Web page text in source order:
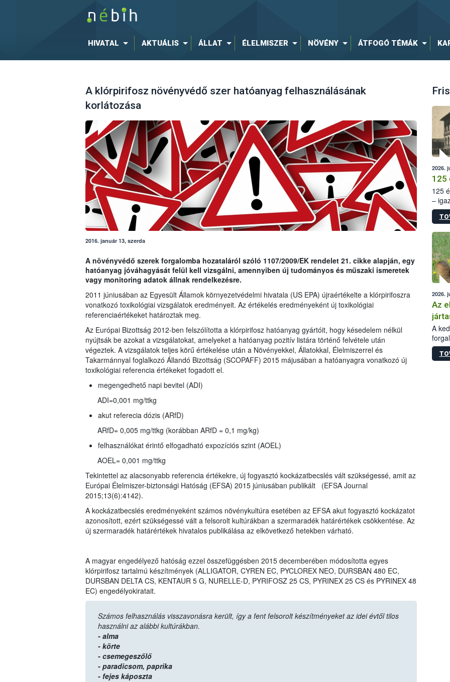
HIVATAL AKTUÁLIS ÁLLAT ÉLELMISZER NÖVÉNY ÁTFOGÓ TÉMÁK
A klórpirifosz növényvédő szer hatóanyag felhasználásának
korlátozása
2016. január 13, szerda
A növényvédő szerek forgalomba hozataláról szóló 1107/2009/EK rendelet 21. cikke alapján, egy
hatóanyag jóváhagyását felül kell vizsgálni, amennyiben új tudományos és műszaki ismeretek
vagy monitoring adatok állnak rendelkezésre.
2011 júniusában az Egyesült Államok környezetvédelmi hivatala (US EPA) újraértékelte a klórpirifoszra
vonatkozó toxikológiai vizsgálatok eredményeit. Az értékelés eredményeként új toxikológiai
referenciaértékeket határoztak meg.
Az Európai Bizottság 2012-ben felszólította a klórpirifosz hatóanyag gyártóit, hogy késedelem nélkül
nyújtsák be azokat a vizsgálatokat, amelyeket a hatóanyag pozitív listára történő felvétele után
végeztek. A vizsgálatok teljes körű értékelése után a Növényekkel, Állatokkal, Élelmiszerrel és
Takarmánnyal foglalkozó Állandó Bizottság (SCOPAFF) 2015 májusában a hatóanyagra vonatkozó új
toxikológiai referencia értékeket fogadott el.
megengedhető napi bevitel (ADI)
ADI=0,001 mg/ttkg
akut referecia dózis (ARfD)
ARfD= 0,005 mg/ttkg (korábban ARfD = 0,1 mg/kg)
felhasználókat érintő elfogadható expozíciós szint (AOEL)
AOEL= 0,001 mg/ttkg
Tekintettel az alacsonyabb referencia értékekre, új fogyasztó kockázatbecslés vált szükségessé, amit az
Európai Élelmiszer-biztonsági Hatóság (EFSA) 2015 júniusában publikált (EFSA Journal
2015;13(6):4142).
A kockázatbecslés eredményeként számos növénykultúra esetében az EFSA akut fogyasztó kockázatot
azonosított, ezért szükségessé vált a felsorolt kultúrákban a szermaradék határértékek csökkentése. Az
új szermaradék határértékek hivatalos publikálása az elkövetkező hetekben várható.
A magyar engedélyező hatóság ezzel összefüggésben 2015 decemberében módosította egyes
klórpirifosz tartalmú készítmények (ALLIGATOR, CYREN EC, PYCLOREX NEO, DURSBAN 480 EC,
DURSBAN DELTA CS, KENTAUR 5 G, NURELLE-D, PYRIFOSZ 25 CS, PYRINEX 25 CS és PYRINEX 48
EC) engedélyokiratait.
Számos felhasználás visszavonásra került, így a fent felsorolt készítményeket az idei évtől tilos
használni az alábbi kultúrákban.
- alma
- körte
- csemegeszőlő
- paradicsom, paprika
- fejes káposzta
2026.
125
125
–
15.
2026.
Az
A